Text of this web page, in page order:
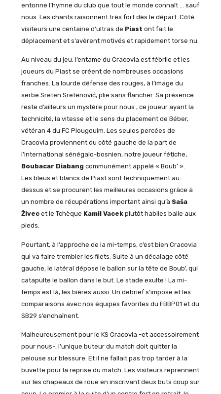
entonne l’hymne du club que tout le monde connaît … sauf
nous. Les chants raisonnent très fort dès le départ. Côté
visiteurs une centaine d’ultras de Piast ont fait le
déplacement et s’avèrent motivés et rapidement torse nu.
Au niveau du jeu, l’entame du Cracovia est fébrile et les
joueurs du Piast se créent de nombreuses occasions
franches. La lourde défense des rouges, à l’image du
serbe Sreten Sretenović, plie sans flancher. Sa présence
reste d’ailleurs un mystère pour nous , ce joueur ayant la
technicité, la vitesse et le sens du placement de Béber,
vétéran 4 du FC Plougoulm. Les seules percées de
Cracovia proviennent du côté gauche de la part de
l’international sénégalo-bosnien, notre joueur fétiche,
Boubacar Diabang communément appelé « Boub' ».
Les bleus et blancs de Piast sont techniquement au-
dessus et se procurent les meilleures occasions grâce à
un nombre de récupérations important ainsi qu’à Saša
Živecet le Tchèque Kamil Vacekplutôt habiles balle aux
pieds.
Pourtant, à l’approche de la mi-temps, c’est bien Cracovia
qui va faire trembler les filets. Suite à un décalage côté
gauche, le latéral dépose le ballon sur la tête de Boub’, qui
catapulte le ballon dans le but. Le stade exulte ! La mi-
temps est là, les bières aussi. Un debrief s’impose et les
comparaisons avec nos équipes favorites du FBBP01 et du
SB29 s’enchaînent.
Malheureusement pour le KS Cracovia -et accessoirement
pour nous-, l’unique buteur du match doit quitter la
pelouse sur blessure. Et il ne fallait pas trop tarder à la
buvette pour la reprise du match. Les visiteurs reprennent
sur les chapeaux de roue en inscrivant deux buts coup sur